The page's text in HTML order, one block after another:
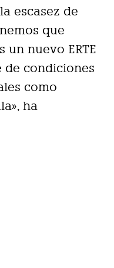
escasez de
que
un nuevo ERTE
de condiciones
como
ha